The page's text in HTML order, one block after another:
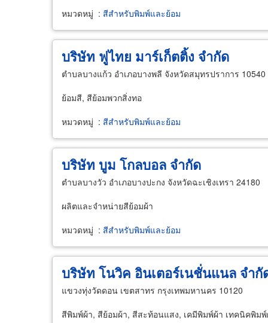
หมวดหมู่ : สีสำหรับพิมพ์และย้อม
บริษัท ฟูไทย มาร์เก็ตติ้ง จำกัด
ตำบลบางแก้ว อำเภอบางพลี จังหวัดสมุทรปราการ 10540
ย้อมสี, สีย้อมพวกสิ่งทอ
หมวดหมู่ : สีสำหรับพิมพ์และย้อม
บริษัท บูม โกลบอล จำกัด
ตำบลบางวัว อำเภอบางปะกง จังหวัดฉะเชิงเทรา 24180
ผลิตและจำหน่ายสีย้อมผ้า
หมวดหมู่ : สีสำหรับพิมพ์และย้อม
บริษัท โนวิค อินเตอร์เนชั่นแนล จำกั
แขวงทุ่งวัดดอน เขตสาทร กรุงเทพมหานคร 10120
สีพิมพ์ผ้า, สีย้อมผ้า, สีสะท้อนแสง, เคมีพิมพ์ผ้า เทคนิคพิมพ์